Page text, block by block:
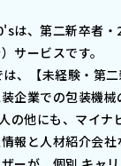
は、第二新卒者
サービスです。
、
【未経験・第
企業での包装機
の他にも、マイナ
報と人材紹介会